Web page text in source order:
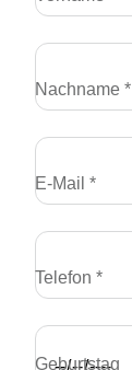
Nachname *
E-Mail *
Telefon *
Geburtstag